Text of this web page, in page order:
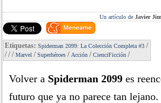
Un artículo de Javier
Etiquetas: Spiderman 2099: La Colección Completa #3 /
///Marvel /Superhéroes / Acción /CienciFicción /
Volver a Spiderman 2099 es
futuro que ya no parece tan